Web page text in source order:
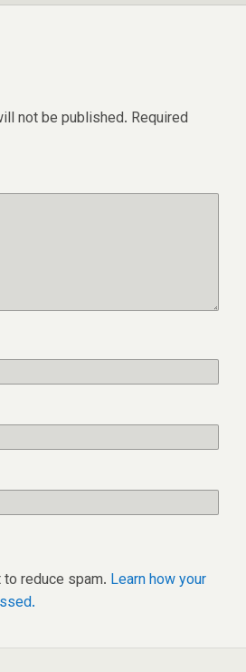
not be published. Required
reduce spam. Learn how your